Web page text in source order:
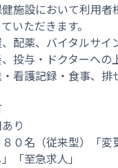
施設において利用者
いただきます。
、配薬、バイタルサイ
投与・ドクターへの
看護記録・食事、排
り
０名（従来型）「変
「至急求人」